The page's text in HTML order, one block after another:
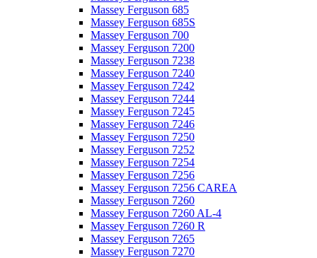
Massey Ferguson 685
Massey Ferguson 685S
Massey Ferguson 700
Massey Ferguson 7200
Massey Ferguson 7238
Massey Ferguson 7240
Massey Ferguson 7242
Massey Ferguson 7244
Massey Ferguson 7245
Massey Ferguson 7246
Massey Ferguson 7250
Massey Ferguson 7252
Massey Ferguson 7254
Massey Ferguson 7256
Massey Ferguson 7256 CAREA
Massey Ferguson 7260
Massey Ferguson 7260 AL-4
Massey Ferguson 7260 R
Massey Ferguson 7265
Massey Ferguson 7270